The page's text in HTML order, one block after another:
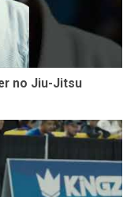
no Jiu-Jitsu
...